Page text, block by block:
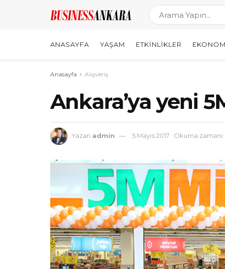
ANASAYFA YAŞAM ETKINLIKLER
Anasayfa Alışveriş
Ankara’ya yeni
Yazan admin 5 Mayıs 2017 Okuma